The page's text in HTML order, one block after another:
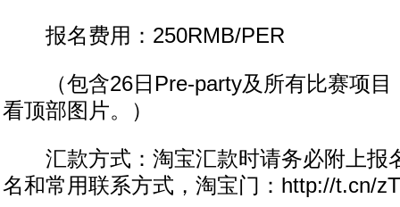
报名费用：250RMB/PER
（包含26日Pre-party及所有比赛项目
看顶部图片。）
汇款方式：淘宝汇款时请务必附上报
名和常用联系方式，淘宝门：http://t.cn/